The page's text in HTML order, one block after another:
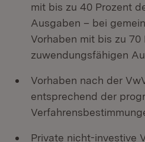
mit bis zu 40 Prozent
Ausgaben – bei
Vorhaben mit bis zu 70
zuwendungsfähigen
Vorhaben nach der
entsprechend der
Private nicht-investive